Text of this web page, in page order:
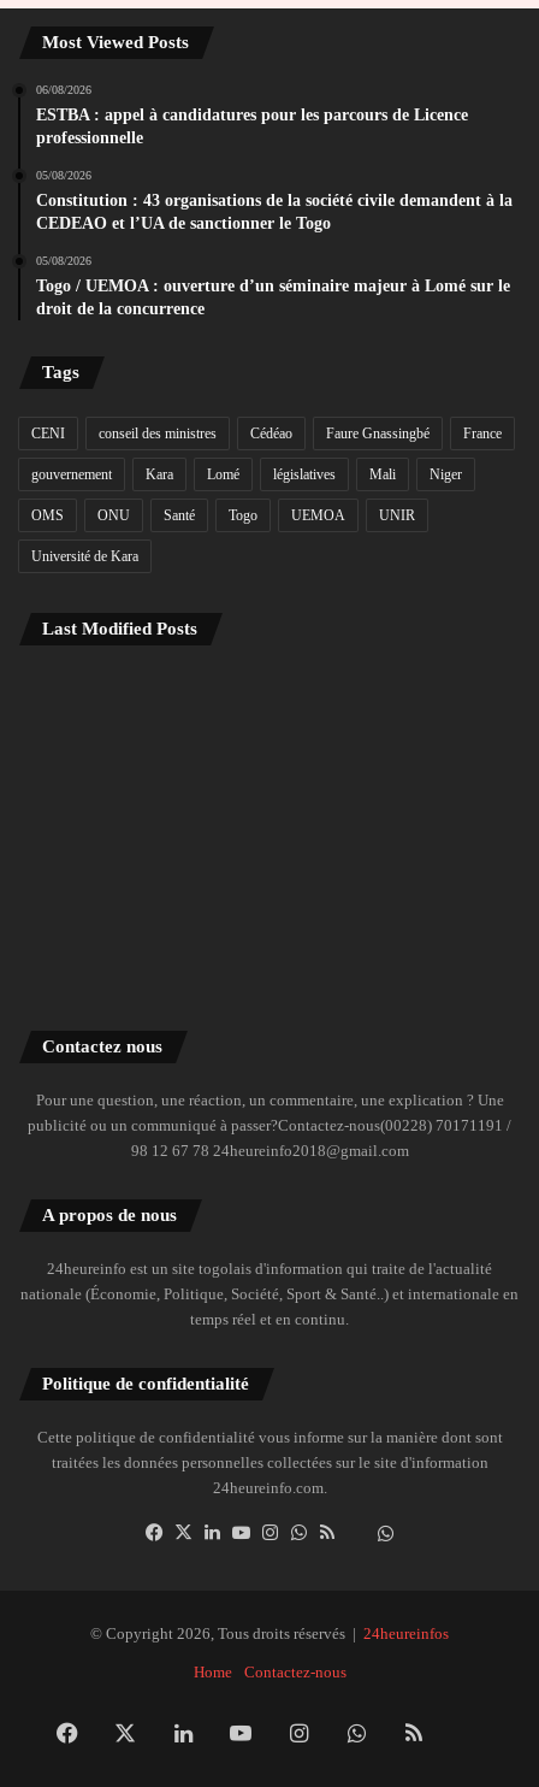
Most Viewed Posts
06/08/2026
ESTBA : appel à candidatures pour les parcours de Licence
professionnelle
05/08/2026
Constitution : 43 organisations de la société civile demandent à la
CEDEAO et l’UA de sanctionner le Togo
05/08/2026
Togo / UEMOA : ouverture d’un séminaire majeur à Lomé sur le
droit de la concurrence
Tags
CENI conseil des ministres Cédéao Faure Gnassingbé France
gouvernement Kara Lomé législatives Mali Niger
OMS ONU Santé Togo UEMOA UNIR
Université de Kara
Last Modified Posts
Contactez nous
Pour une question, une réaction, un commentaire, une explication ? Une
publicité ou un communiqué à passer?Contactez-nous(00228) 70171191 /
98 12 67 78 24heureinfo2018@gmail.com
A propos de nous
24heureinfo est un site togolais d'information qui traite de l'actualité
nationale (Économie, Politique, Société, Sport & Santé..) et internationale en
temps réel et en continu.
Politique de confidentialité
Cette politique de confidentialité vous informe sur la manière dont sont
traitées les données personnelles collectées sur le site d'information
24heureinfo.com.
Facebook
X LinkedinYouTubeInstagramWhatsAppDailymotion
© Copyright 2026, Tous droits réservés | 24heureinfos
Home Contactez-nous
Facebook LinkedinYouTubeInstagramWhatsApp
RSS